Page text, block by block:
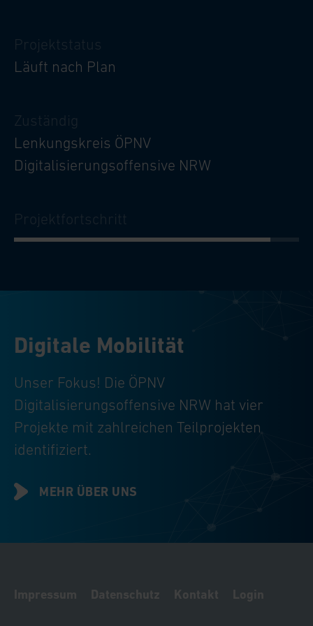
Projektstatus
Läuft nach Plan
Zuständig
Lenkungskreis ÖPNV
Digitalisierungsoffensive NRW
Projektfortschritt
Digitale Mobilität
Unser Fokus! Die ÖPNV
Digitalisierungsoffensive NRW hat vier
Projekte mit zahlreichen Teilprojekten
identifiziert.
MEHR ÜBER UNS
Impressum Datenschutz Kontakt Login